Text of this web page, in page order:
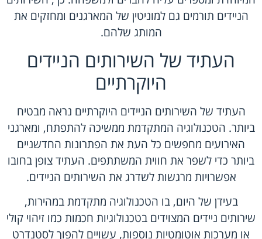
הניידים תורמים גם למוניטין של המארגנים ומחזקים את
המותג שלהם.
העתיד של השירותים הניידים
היוקרתיים
העתיד של השירותים הניידים היוקרתיים נראה מבטיח
ביותר. הטכנולוגיה המתקדמת ממשיכה להתפתח, ומארגני
האירועים מחפשים כל העת את הפתרונות החדשניים
ביותר כדי לשפר את חווית המשתתפים. העתיד צופן בחובו
אפשרויות מרגשות לשדרג את השירותים הניידים.
בעידן של היום, בו הטכנולוגיה מתקדמת במהירות,
שירותים ניידים המצוידים בטכנולוגיות חכמות כמו זיהוי קולי
או מערכות אוטומטיות נוספות, עשויים להפוך לסטנדרט